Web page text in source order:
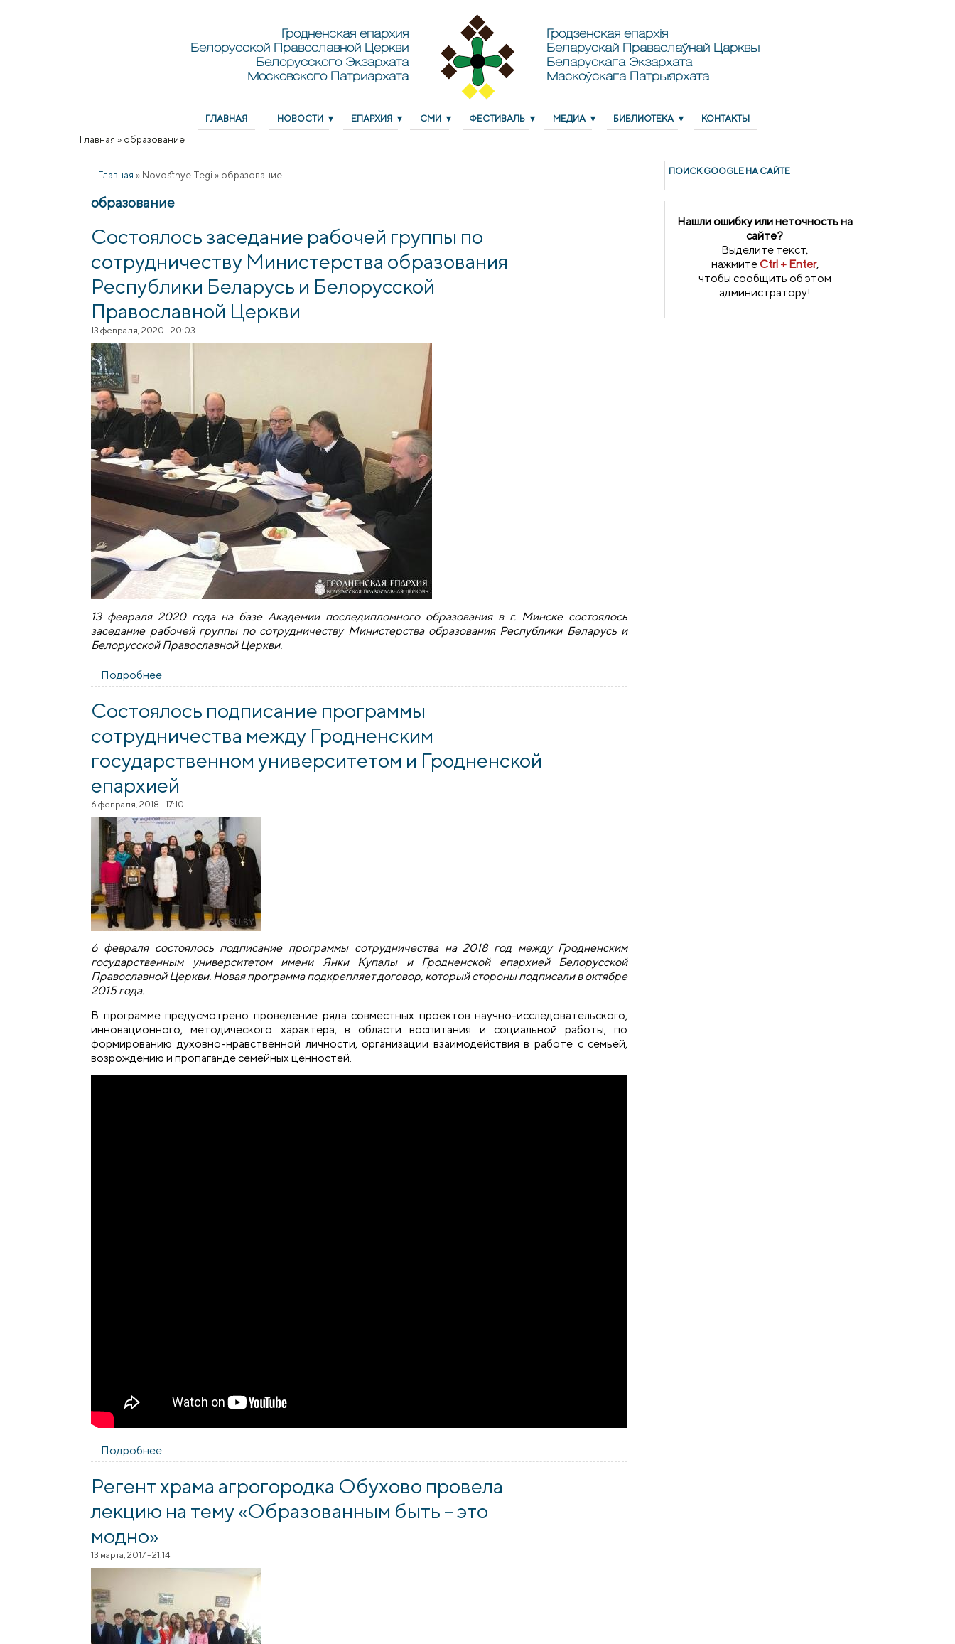
Гродненская епархия
Белорусской Православной Церкви
Белорусского Экзархата
Московского Патриархата
Гродзенская епархія
Беларускай Праваслаўнай Царквы
Беларускага Экзархата
Маскоўскага Патрыярхата
ГЛАВНАЯ НОВОСТИ ЕПАРХИЯ СМИ ФЕСТИВАЛЬ МЕДИА БИБЛИОТЕКА КОНТАКТЫ
Вы здесь
Главная » образование
Главная » Novostnye Tegi » образование
образование
Состоялось заседание рабочей группы по
сотрудничеству Министерства образования
Республики Беларусь и Белорусской
Православной Церкви
13 февраля, 2020 - 20:03
13 февраля 2020 года на базе Академии последипломного образования в г. Минске состоялось
заседание рабочей группы по сотрудничеству Министерства образования Республики Беларусь и
Белорусской Православной Церкви.
Подробнее
Состоялось подписание программы
сотрудничества между Гродненским
государственном университетом и Гродненской
епархией
6 февраля, 2018 - 17:10
6 февраля состоялось подписание программы сотрудничества на 2018 год между Гродненским
государственным университетом имени Янки Купалы и Гродненской епархией Белорусской
Православной Церкви. Новая программа подкрепляет договор, который стороны подписали в октябре
2015 года.
В программе предусмотрено проведение ряда совместных проектов научно-исследовательского,
инновационного, методического характера, в области воспитания и социальной работы, по
формированию духовно-нравственной личности, организации взаимодействия в работе с семьей,
возрождению и пропаганде семейных ценностей.
Подробнее
Регент храма агрогородка Обухово провела
лекцию на тему «Образованным быть – это
модно»
13 марта, 2017 - 21:14
ПОИСК GOОGLE НА САЙТЕ
Нашли ошибку или неточность на
сайте?
Выделите текст,
нажмитеCtrl + Enter,
чтобы сообщить об этом
администратору!